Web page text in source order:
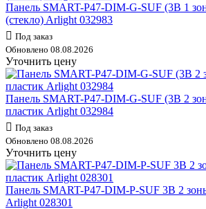
Панель SMART-P47-DIM-G-SUF (3В 1
(стекло) Arlight 032983
Под заказ
Обновлено 08.08.2026
Уточнить цену
Панель SMART-P47-DIM-G-SUF (3В 2
пластик Arlight 032984
Под заказ
Обновлено 08.08.2026
Уточнить цену
Панель SMART-P47-DIM-P-SUF 3В 2
Arlight 028301